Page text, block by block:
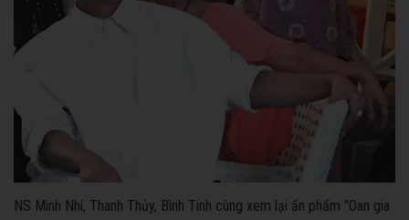
NS Minh Nhí, Thanh Thủy, Bình Tinh cùng xem lại ấn phẩm "Oan gia